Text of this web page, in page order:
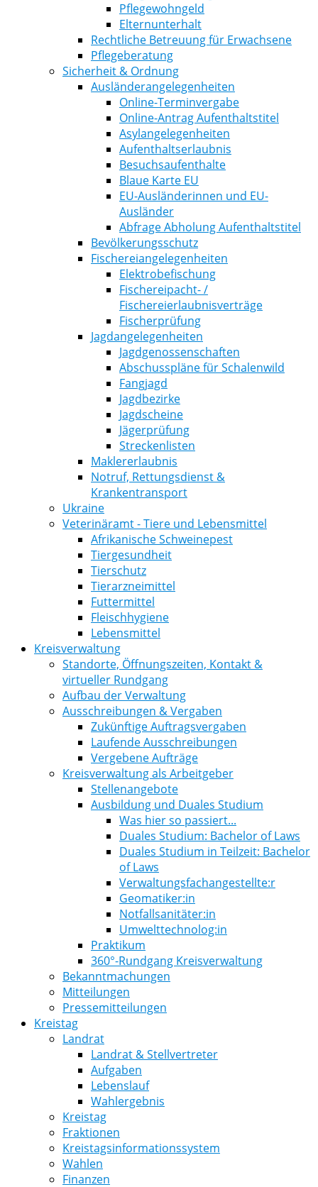
Pflegewohngeld
Elternunterhalt
Rechtliche Betreuung für Erwachsene
Pflegeberatung
Sicherheit & Ordnung
Ausländerangelegenheiten
Online-Terminvergabe
Online-Antrag Aufenthaltstitel
Asylangelegenheiten
Aufenthaltserlaubnis
Besuchsaufenthalte
Blaue Karte EU
EU-Ausländerinnen und EU-
Ausländer
Abfrage Abholung Aufenthaltstitel
Bevölkerungsschutz
Fischereiangelegenheiten
Elektrobefischung
Fischereipacht- /
Fischereierlaubnisverträge
Fischerprüfung
Jagdangelegenheiten
Jagdgenossenschaften
Abschusspläne für Schalenwild
Fangjagd
Jagdbezirke
Jagdscheine
Jägerprüfung
Streckenlisten
Maklererlaubnis
Notruf, Rettungsdienst &
Krankentransport
Ukraine
Veterinäramt - Tiere und Lebensmittel
Afrikanische Schweinepest
Tiergesundheit
Tierschutz
Tierarzneimittel
Futtermittel
Fleischhygiene
Lebensmittel
Kreisverwaltung
Standorte, Öffnungszeiten, Kontakt &
virtueller Rundgang
Aufbau der Verwaltung
Ausschreibungen & Vergaben
Zukünftige Auftragsvergaben
Laufende Ausschreibungen
Vergebene Aufträge
Kreisverwaltung als Arbeitgeber
Stellenangebote
Ausbildung und Duales Studium
Was hier so passiert...
Duales Studium: Bachelor of Laws
Duales Studium in Teilzeit: Bachelor
of Laws
Verwaltungsfachangestellte:r
Geomatiker:in
Notfallsanitäter:in
Umwelttechnolog:in
Praktikum
360°-Rundgang Kreisverwaltung
Bekanntmachungen
Mitteilungen
Pressemitteilungen
Kreistag
Landrat
Landrat & Stellvertreter
Aufgaben
Lebenslauf
Wahlergebnis
Kreistag
Fraktionen
Kreistagsinformationssystem
Wahlen
Finanzen